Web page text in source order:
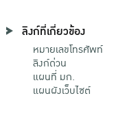
ลิงก์ที่เกี่ยวข้อง
หมายเลขโทรศัพท์
ลิงก์ด่วน
แผนที่ มก.
แผนผังเว็บไซต์